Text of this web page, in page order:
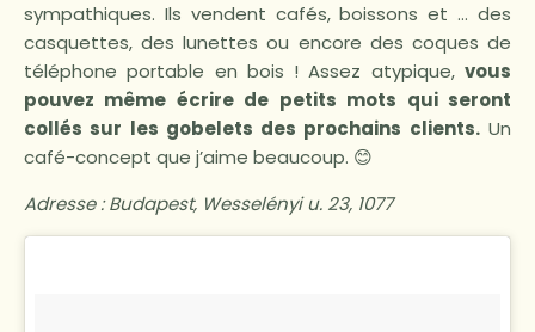
sympathiques. Ils vendent cafés, boissons et … des
casquettes, des lunettes ou encore des coques de
téléphone portable en bois ! Assez atypique, vous
pouvez même écrire de petits mots qui seront
collés sur les gobelets des prochains clients.Un
café-concept que j’aime beaucoup. 😊
Adresse : Budapest, Wesselényi u. 23, 1077